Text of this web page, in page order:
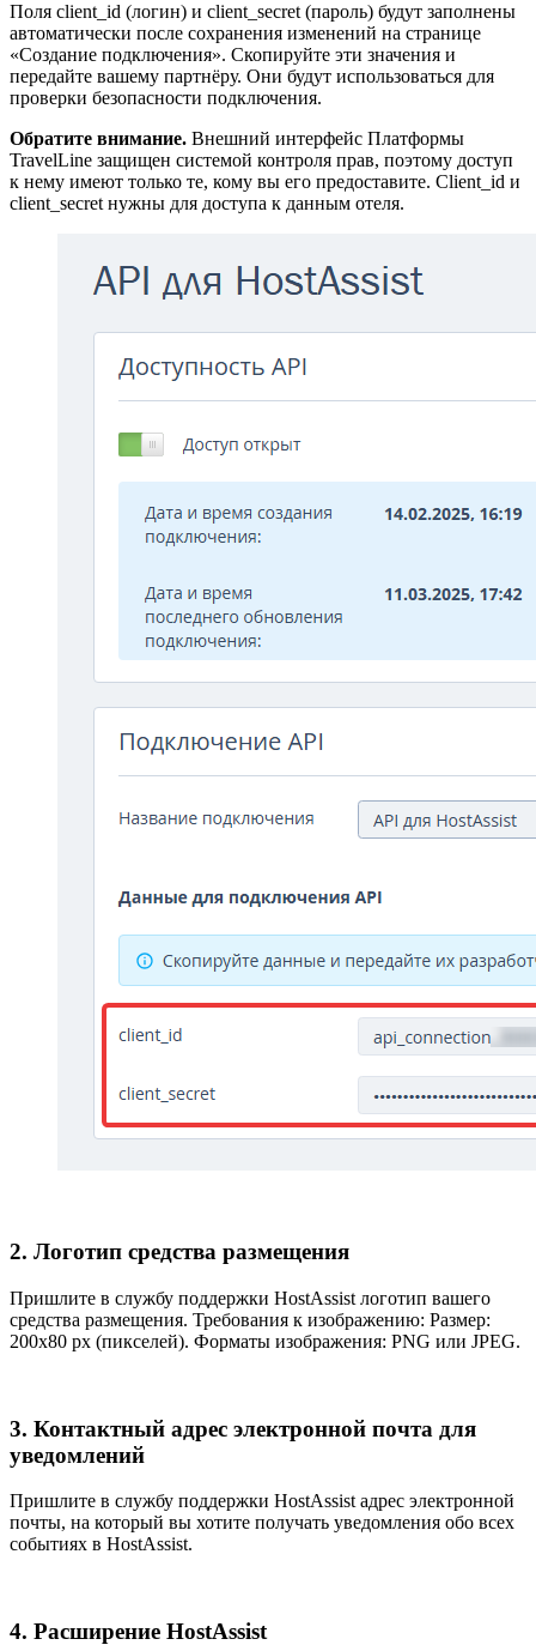
Поля client_id (логин) и client_secret (пароль) будут заполнены
автоматически после сохранения изменений на странице
«Создание подключения». Скопируйте эти значения и
передайте вашему партнёру. Они будут использоваться для
проверки безопасности подключения.
Обратите внимание. Внешний интерфейс Платформы
TravelLine защищен системой контроля прав, поэтому доступ
к нему имеют только те, кому вы его предоставите. Client_id и
client_secret нужны для доступа к данным отеля.
2. Логотип средства размещения
Пришлите в службу поддержки HostAssist логотип вашего
средства размещения. Требования к изображению: Размер:
200x80 px (пикселей). Форматы изображения: PNG или JPEG.
3. Контактный адрес электронной почта для
уведомлений
Пришлите в службу поддержки HostAssist адрес электронной
почты, на который вы хотите получать уведомления обо всех
событиях в HostAssist.
4. Расширение HostAssist